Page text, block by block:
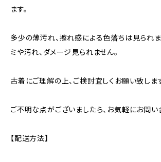
ます。
多少の薄汚れ、擦れ感による色落ちは見られ
ミや汚れ、ダメージ見られません。
古着にご理解の上、ご検討宜しくお願い致しま
ご不明な点がございましたら、お気軽にお問い
【配送方法】